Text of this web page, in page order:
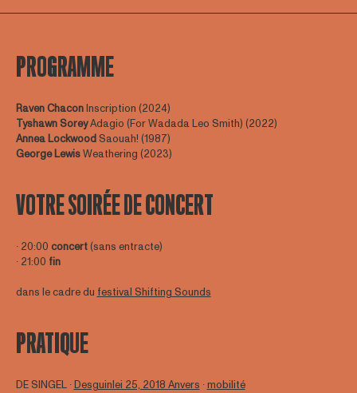
PROGRAMME
Raven ChaconInscription (2024)
TyshawnSoreyAdagio (For Wadada Leo Smith) (2022)
AnneaLockwoodSaouah! (1987)
GeorgeLewisWeathering (2023)
VOTRE SOIRÉE DE CONCERT
∙ 20:00 concert(sans entracte)
∙ 21:00 fin
dans le cadre du festival Shifting Sounds
PRATIQUE
DE SINGEL ∙Desguinlei 25, 2018 Anvers ∙mobilité